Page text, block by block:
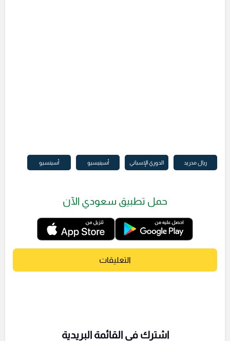
ريال مدريد الدوري الإسباني أسينيسيو أسينسيو
حمل تطبيق سعودي الآن
التعليقات
اشترك فى القائمة البريدية